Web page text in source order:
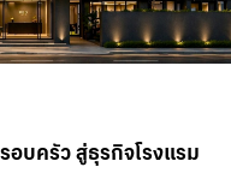
อบครัว สู่ธุรกิจโรงแรม